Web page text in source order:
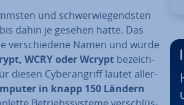
und schwer­wie­gends­ten
dahin je gesehen hatte. Das
ver­schie­de­ne Namen und wurde
WCRY oder Wcrypt be­zeich­
diesen Cy­ber­an­griff lautet al­ler­
in knapp 150 Ländern